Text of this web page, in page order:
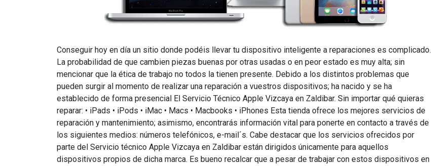
Conseguir hoy en día un sitio donde podéis llevar tu dispositivo inteligente a reparaciones es complicado.
La probabilidad de que cambien piezas buenas por otras usadas o en peor estado es muy alta; sin
mencionar que la ética de trabajo no todos la tienen presente. Debido a los distintos problemas que
pueden surgir al momento de realizar una reparación a vuestros dispositivos; ha nacido y se ha
establecido de forma presencial El Servicio Técnico Apple Vizcaya en Zaldibar. Sin importar qué quieras
reparar: • iPads • iPods • iMac • Macs • Macbooks • iPhones Esta tienda ofrece los mejores servicios de
reparación y mantenimiento; asimismo, encontrarás información vital para ponerte en contacto a través de
los siguientes medios: números telefónicos, e-mail´s. Cabe destacar que los servicios ofrecidos por
parte del Servicio técnico Apple Vizcaya en Zaldibar están dirigidos únicamente para aquellos
dispositivos propios de dicha marca. Es bueno recalcar que a pesar de trabajar con estos dispositivos en